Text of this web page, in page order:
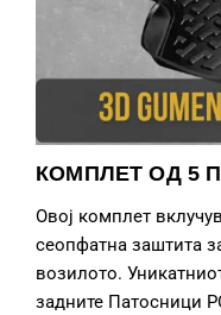
КОМПЛЕТ ОД 5
Овој комплет
сеопфатна заштита
возилото.
задните Патосници